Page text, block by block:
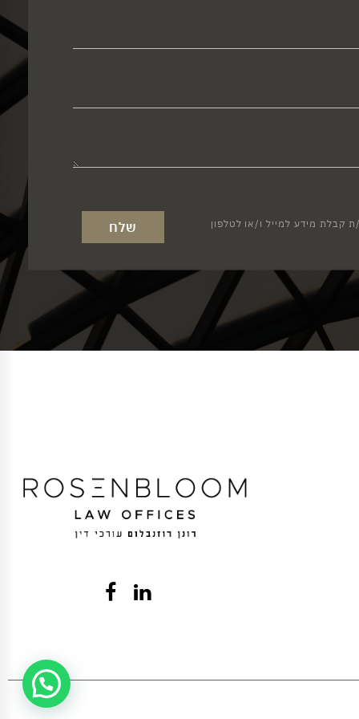
מידע למייל ו/או לטלפון